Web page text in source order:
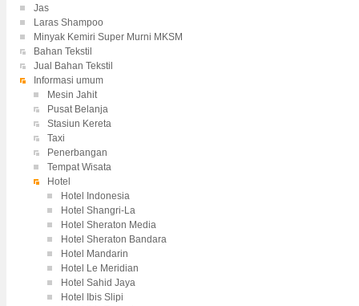
Jas
Laras Shampoo
Minyak Kemiri Super Murni MKSM
Bahan Tekstil
Jual Bahan Tekstil
Informasi umum
Mesin Jahit
Pusat Belanja
Stasiun Kereta
Taxi
Penerbangan
Tempat Wisata
Hotel
Hotel Indonesia
Hotel Shangri-La
Hotel Sheraton Media
Hotel Sheraton Bandara
Hotel Mandarin
Hotel Le Meridian
Hotel Sahid Jaya
Hotel Ibis Slipi